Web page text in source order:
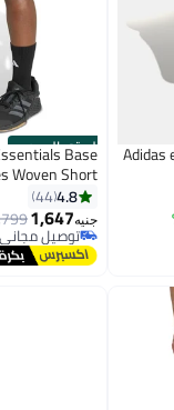
Adidas الستور الرسمي
Base
Woven Short
4.8
44
جنيه1,647
توصيل مجاني
توصيل مجاني